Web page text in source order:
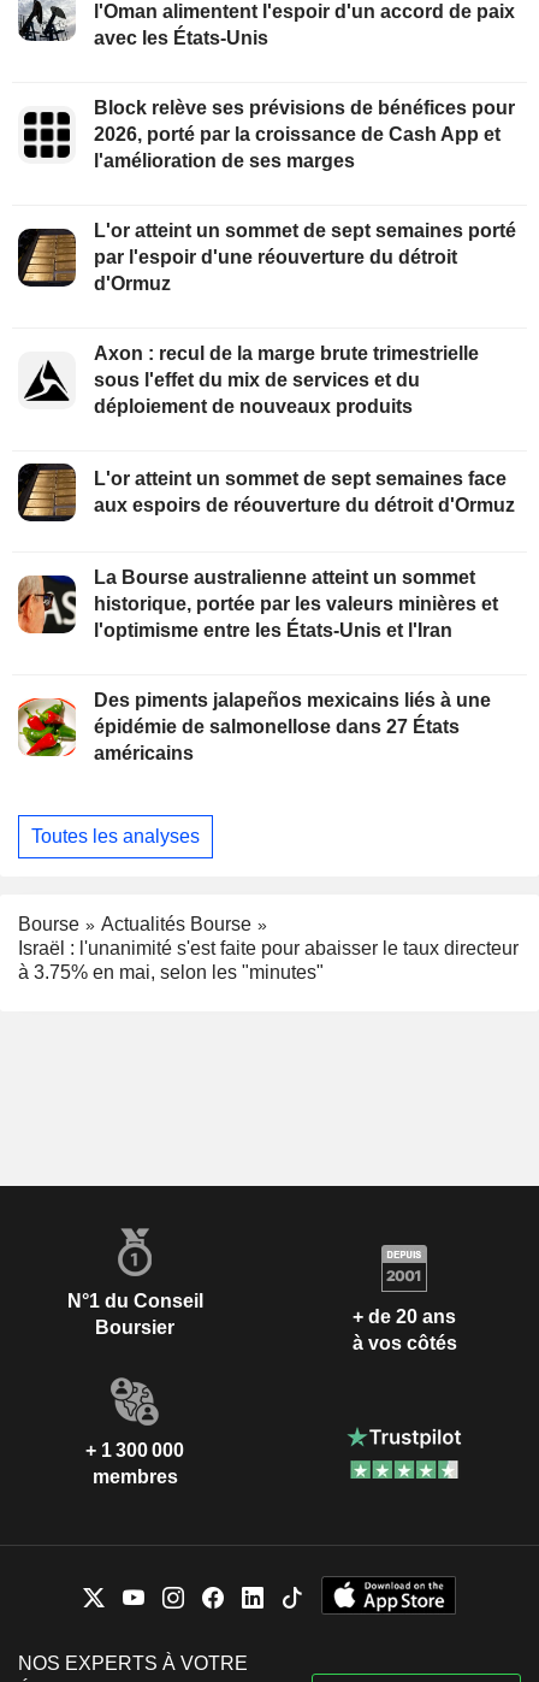
l'Oman alimentent l'espoir d'un accord de paix
avec les États-Unis
Block relève ses prévisions de bénéfices pour
2026, porté par la croissance de Cash App et
l'amélioration de ses marges
L'or atteint un sommet de sept semaines porté
par l'espoir d'une réouverture du détroit
d'Ormuz
Axon : recul de la marge brute trimestrielle
sous l'effet du mix de services et du
déploiement de nouveaux produits
L'or atteint un sommet de sept semaines face
aux espoirs de réouverture du détroit d'Ormuz
La Bourse australienne atteint un sommet
historique, portée par les valeurs minières et
l'optimisme entre les États-Unis et l'Iran
Des piments jalapeños mexicains liés à une
épidémie de salmonellose dans 27 États
américains
Toutes les analyses
Bourse
Actualités Bourse
Israël : l'unanimité s'est faite pour abaisser le taux directeur
à 3.75% en mai, selon les "minutes"
N°1 du Conseil
Boursier
+ de 20 ans
à vos côtés
+ 1 300 000
membres
NOS EXPERTS À VOTRE